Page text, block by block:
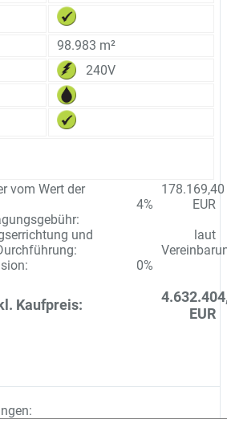
98.983 m²
240V
vom Wert der
4%
178.169,40
EUR
und
laut
0%
Kaufpreis:
EUR